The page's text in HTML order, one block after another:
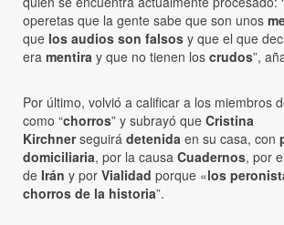
operetas que la gente sabe que son unos
que los audios son falsos y que el que
era mentira y que no tienen los crudos”,
Por último, volvió a calificar a los miembros
como “chorros” y subrayó que Cristina
Kirchnerseguirá detenida en su casa, con
domiciliaria, por la causa Cuadernos, por
de Irán y por Vialidad porque «los
chorros de la historia”.